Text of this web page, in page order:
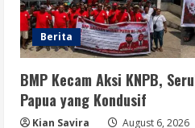
Berita
BMP Kecam Aksi KNPB,
Papua yang Kondusif
Kian Savira August 6, 2026